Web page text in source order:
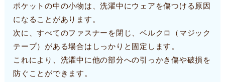
ポケットの中の小物は、洗濯中にウェアを傷つける原因
になることがあります。
次に、すべてのファスナーを閉じ、ベルクロ（マジック
テープ）がある場合はしっかりと固定します。
これにより、洗濯中に他の部分への引っかき傷や破損を
防ぐことができます。